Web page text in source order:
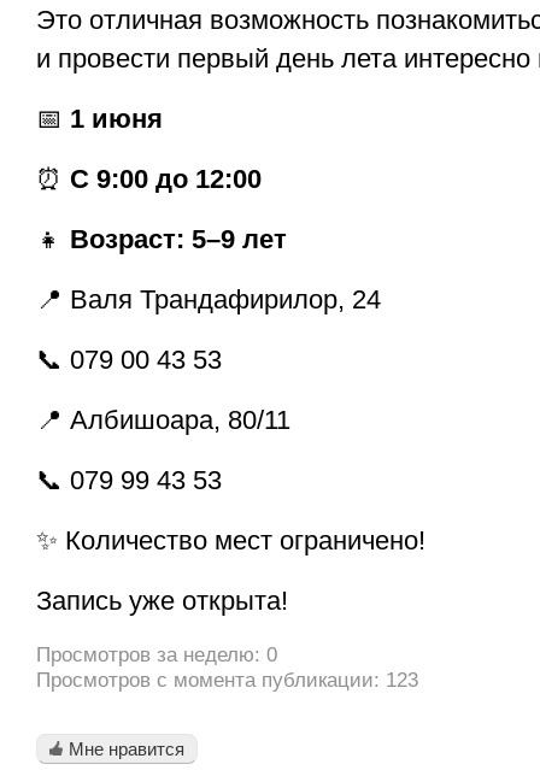
Это отличная возможность
и провести первый день лета интересно
📅 1 июня
⏰ С 9:00 до 12:00
👧 Возраст: 5–9 лет
📍 Валя Трандафирилор, 24
📞 079 00 43 53
📍 Албишоара, 80/11
📞 079 99 43 53
✨ Количество мест ограничено!
Запись уже открыта!
Просмотров за неделю: 0
Просмотров с момента публикации: 123
Мне нравится